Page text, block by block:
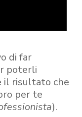
di far
poterli
il risultato che
per te
).